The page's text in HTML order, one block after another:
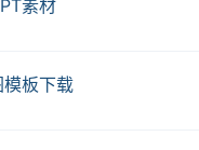
素材
板下载